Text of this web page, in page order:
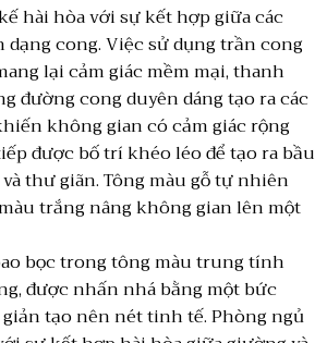
hài hòa với sự kết hợp giữa các
dạng cong. Việc sử dụng trần cong
lại cảm giác mềm mại, thanh
đường cong duyên dáng tạo ra các
không gian có cảm giác rộng
được bố trí khéo léo để tạo ra bầu
thư giãn. Tông màu gỗ tự nhiên
trắng nâng không gian lên một
bọc trong tông màu trung tính
được nhấn nhá bằng một bức
tạo nên nét tinh tế. Phòng ngủ